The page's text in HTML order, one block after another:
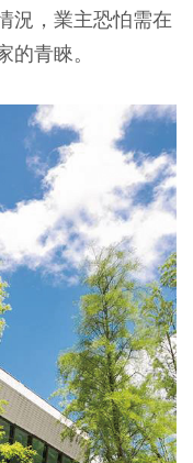
況，業主恐怕需在
青睞。